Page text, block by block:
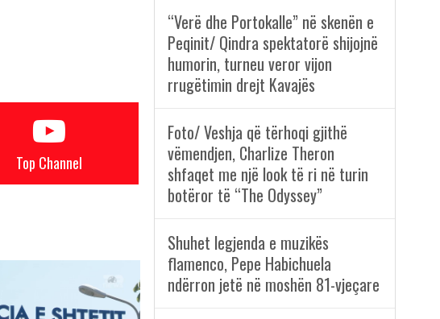
Top Channel
“Verë dhe Portokalle” në skenën e
Peqinit/ Qindra spektatorë shijojnë
humorin, turneu veror vijon
rrugëtimin drejt Kavajës
Foto/ Veshja që tërhoqi gjithë
vëmendjen, Charlize Theron
shfaqet me një look të ri në turin
botëror të “The Odyssey”
Shuhet legjenda e muzikës
flamenco, Pepe Habichuela
ndërron jetë në moshën 81-vjeçare